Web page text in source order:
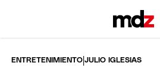
ENTRETENIMIENTO |JULIO IGLESIAS